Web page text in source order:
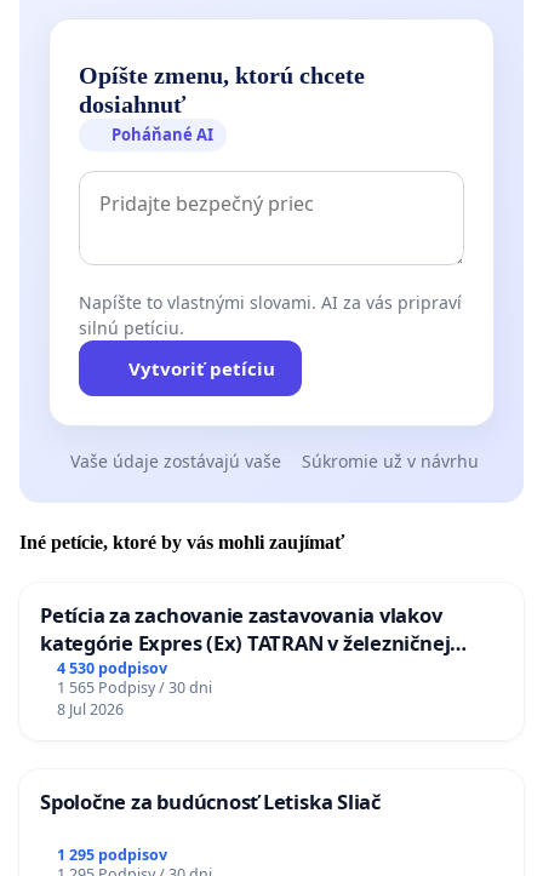
Opíšte zmenu, ktorú chcete
dosiahnuť
Poháňané AI
Napíšte to vlastnými slovami. AI za vás pripraví
silnú petíciu.
Vytvoriť petíciu
Vaše údaje zostávajú vaše Súkromie už v návrhu
Iné petície, ktoré by vás mohli zaujímať
Petícia za zachovanie zastavovania vlakov
kategórie Expres (Ex) TATRAN v železničnej
stanici Púchov
4 530 podpisov
1 565 Podpisy / 30 dni
8 Jul 2026
Spoločne za budúcnosť Letiska Sliač
1 295 podpisov